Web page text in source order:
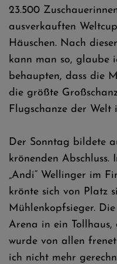
23.500
ausverkauften
Häuschen. Nach
kann man so, glaube
behaupten, dass die
die größte
Flugschanze der Welt
Der Sonntag bildete
krönenden
„Andi“ Wellinger im
krönte sich von Platz
Mühlenkopfsieger.
Arena in ein Tollhaus,
wurde von allen
ich nicht mehr